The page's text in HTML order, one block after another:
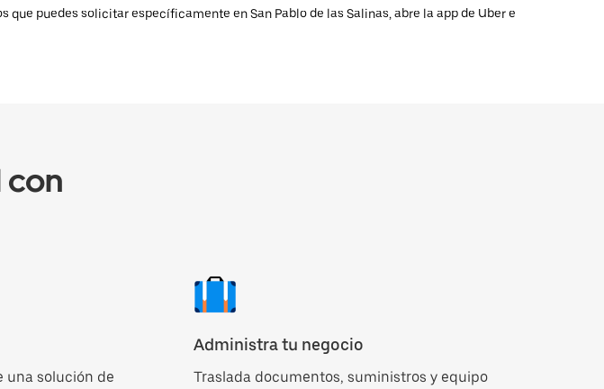
puedes solicitar específicamente en San Pablo de las Salinas, abre la app de Uber e
con
una solución de
Administra tu negocio
Traslada documentos, suministros y equipo